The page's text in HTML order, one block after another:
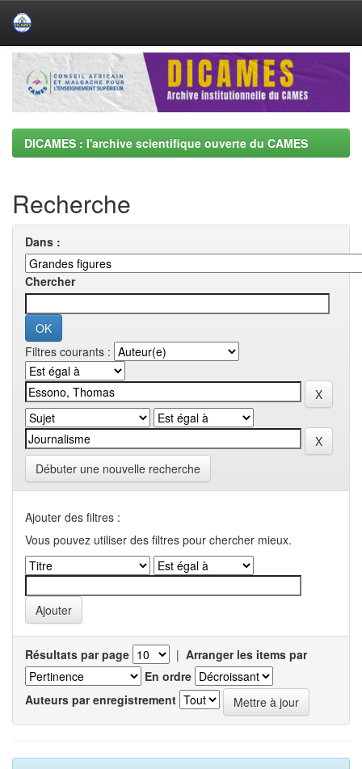
Skip
navigation
DICAMES : l'archive scientifique ouverte du CAMES
Recherche
Dans :
Chercher
Filtres courants :
Débuter une nouvelle recherche
Ajouter des filtres :
Vous pouvez utiliser des filtres pour chercher mieux.
Résultats par page | Arranger les items par
En ordre
Auteurs par enregistrement